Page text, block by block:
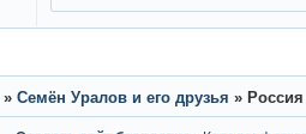
» Семён Уралов и его друзья »